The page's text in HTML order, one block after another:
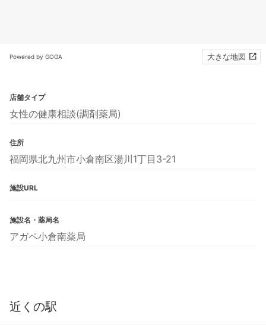
Powered by GOGA 大きな地図
店舗タイプ
女性の健康相談(調剤薬局)
住所
福岡県北九州市小倉南区湯川1丁目3-21
施設URL
施設名・薬局名
アガペ小倉南薬局
近くの駅